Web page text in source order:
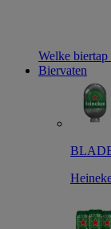
Welke
Biervaten